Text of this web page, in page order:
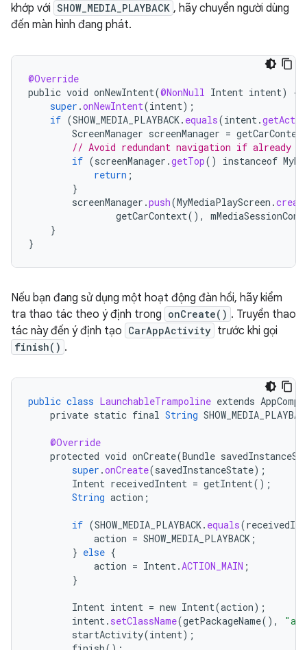
khớp với SHOW_MEDIA_PLAYBACK , hãy chuyển người dùng
đến màn hình đang phát.
@Override
public void onNewIntent(@NonNull Intent intent)
{
super .onNewIntent(intent);
if (SHOW_MEDIA_PLAYBACK. equals(intent.
ScreenManager screenManager = getCarContext
// Avoid redundant navigation if already
if (screenManager .getTop() instanceof
return ;
}
screenManager .push(MyMediaPlayScreen .
getCarContext(),
}
}
Nếu bạn đang sử dụng một hoạt động đàn hồi, hãy kiểm
tra thao tác theo ý định trong onCreate() . Truyền thao
tác này đến ý định tạo CarAppActivity trước khi gọi
finish() .
public class LaunchableTrampoline extends
private static final String
@Override
protected void onCreate(Bundle
super .onCreate(savedInstanceState);
Intent receivedIntent = getIntent();
String action ;
if (SHOW_MEDIA_PLAYBACK. equals(
action = SHOW_MEDIA_PLAYBACK ;
} else {
action = Intent.ACTION_MAIN ;
}
Intent intent = new Intent(action);
intent. setClassName(getPackageName(),
startActivity(intent);